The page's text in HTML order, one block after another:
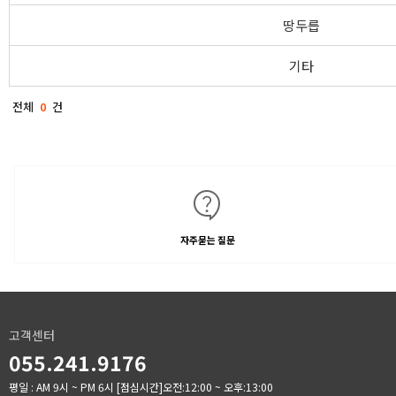
땅두릅
기타
전체 0 건
자주묻는 질문
고객센터
055.241.9176
평일 : AM 9시 ~ PM 6시 [점심시간]오전:12:00 ~ 오후:13:00